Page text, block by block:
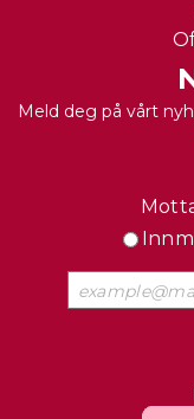
Meld deg på vårt